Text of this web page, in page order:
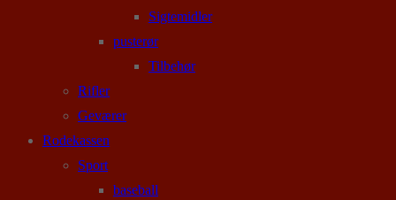
Sigtemidler
pusterør
Tilbehør
Rifler
Geværer
Rodekassen
Sport
baseball